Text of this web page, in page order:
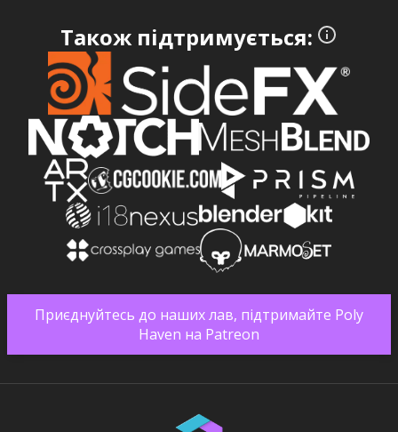
Також підтримується:
Приєднуйтесь до наших лав, підтримайте Poly
Haven на Patreon